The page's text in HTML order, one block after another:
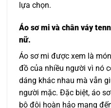
lựa chọn.
Áo sơ mi và chân váy
nữ.
Áo sơ mi được xem là
đồ của nhiều người vì nó
dáng khác nhau mà vẫn
người mặc. Đặc biệt, áo
bộ đôi hoàn hảo mang